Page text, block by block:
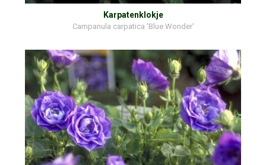
Karpatenklokje
Campanula carpatica 'Blue Wonder'